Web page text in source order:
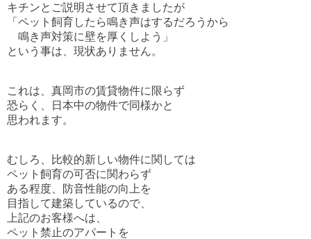
キチンとご説明させて頂きましたが
「ペット飼育したら鳴き声はするだろうから
鳴き声対策に壁を厚くしよう」
という事は、現状ありません。
これは、真岡市の賃貸物件に限らず
恐らく、日本中の物件で同様かと
思われます。
むしろ、比較的新しい物件に関しては
ペット飼育の可否に関わらず
ある程度、防音性能の向上を
目指して建築しているので、
上記のお客様へは、
ペット禁止のアパートを